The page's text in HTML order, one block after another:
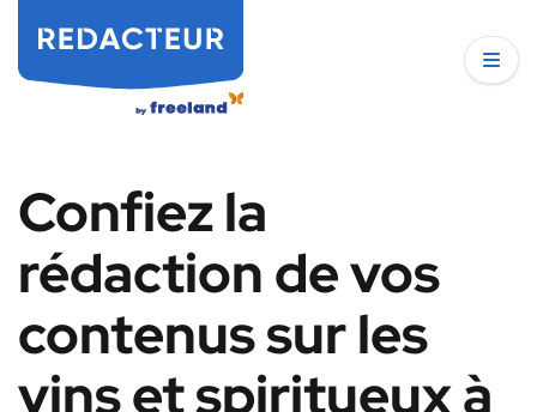
Confiez la
rédaction de vos
contenus sur les
vins et spiritueux à